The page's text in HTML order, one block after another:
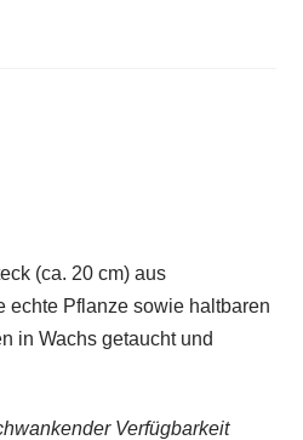
(ca. 20 cm) aus
echte Pflanze sowie haltbaren
in Wachs getaucht und
Verfügbarkeit